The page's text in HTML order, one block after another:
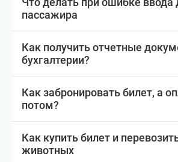
пассажира
Как получить отчетные
бухгалтерии?
Как забронировать билет, а
потом?
Как купить билет и
животных